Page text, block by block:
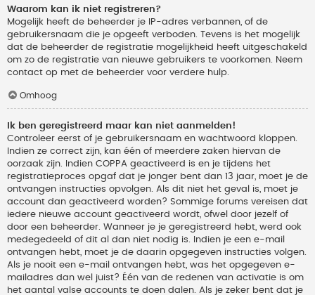
Waarom kan ik niet registreren?
Mogelijk heeft de beheerder je IP-adres verbannen, of de
gebruikersnaam die je opgeeft verboden. Tevens is het mogelijk
dat de beheerder de registratie mogelijkheid heeft uitgeschakeld
om zo de registratie van nieuwe gebruikers te voorkomen. Neem
contact op met de beheerder voor verdere hulp.
Omhoog
Ik ben geregistreerd maar kan niet aanmelden!
Controleer eerst of je gebruikersnaam en wachtwoord kloppen.
Indien ze correct zijn, kan één of meerdere zaken hiervan de
oorzaak zijn. Indien COPPA geactiveerd is en je tijdens het
registratieproces opgaf dat je jonger bent dan 13 jaar, moet je de
ontvangen instructies opvolgen. Als dit niet het geval is, moet je
account dan geactiveerd worden? Sommige forums vereisen dat
iedere nieuwe account geactiveerd wordt, ofwel door jezelf of
door een beheerder. Wanneer je je geregistreerd hebt, werd ook
medegedeeld of dit al dan niet nodig is. Indien je een e-mail
ontvangen hebt, moet je de daarin opgegeven instructies volgen.
Als je nooit een e-mail ontvangen hebt, was het opgegeven e-
mailadres dan wel juist? Één van de redenen van activatie is om
het aantal valse accounts te doen dalen. Als je zeker bent dat je